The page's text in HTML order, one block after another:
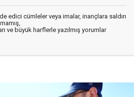
edici cümleler veya imalar, inançlara saldırı
ve büyük harflerle yazılmış yorumlar